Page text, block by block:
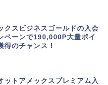
クスビジネスゴールドの入会
ペーンで190,000P大量ポイ
得のチャンス！
ットアメックスプレミアム入